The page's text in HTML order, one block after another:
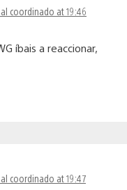
coordinado at 19:46
íbais a reaccionar,
coordinado at 19:47